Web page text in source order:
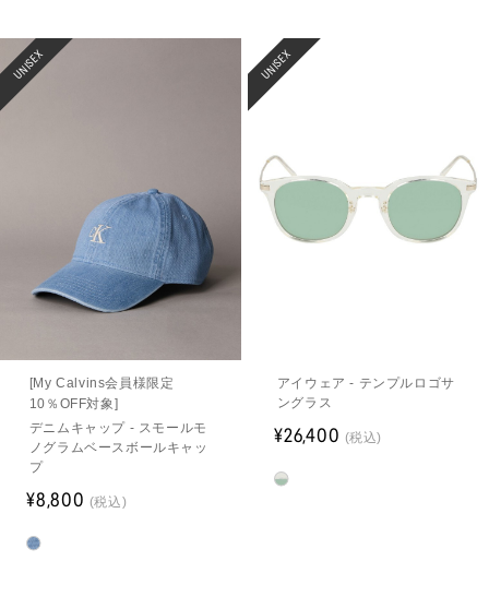
UNISEX
[My Calvins会員様限定
10％OFF対象]
デニムキャップ - スモールモ
ノグラムベースボールキャッ
プ
¥8,800 (税込)
UNISEX
アイウェア - テンプルロゴサ
ングラス
¥26,400 (税込)